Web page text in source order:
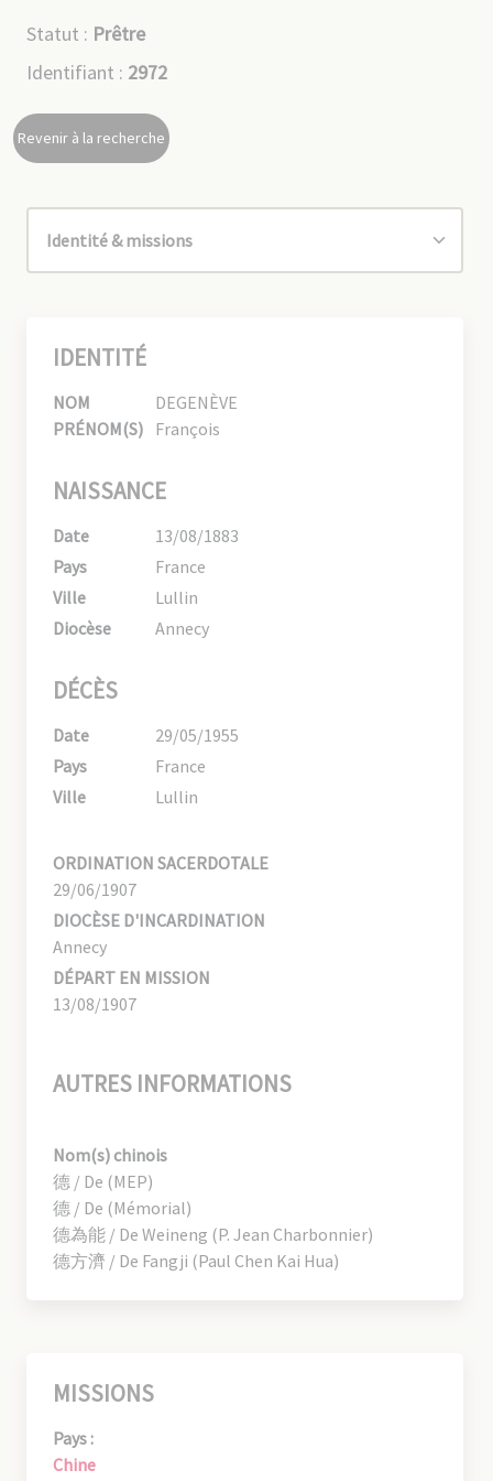
Statut : Prêtre
Identifiant : 2972
Revenir à la recherche
IDENTITÉ
NOM
DEGENÈVE
PRÉNOM(S) François
NAISSANCE
Date
13/08/1883
Pays
France
Ville
Lullin
Diocèse
Annecy
DÉCÈS
Date
29/05/1955
Pays
France
Ville
Lullin
ORDINATION SACERDOTALE
29/06/1907
DIOCÈSE D'INCARDINATION
Annecy
DÉPART EN MISSION
13/08/1907
AUTRES INFORMATIONS
Nom(s) chinois
德 / De (MEP)
德 / De (Mémorial)
德為能 / De Weineng (P. Jean Charbonnier)
德方濟 / De Fangji (Paul Chen Kai Hua)
MISSIONS
Pays :
Chine